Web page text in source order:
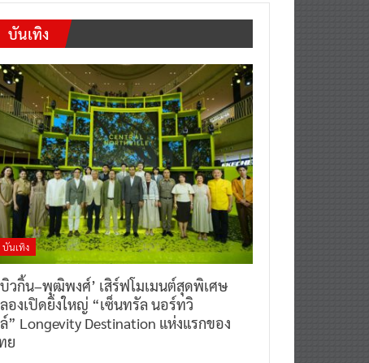
บันเทิง
บันเทิง
บิวกิ้น–พุฒิพงศ์’ เสิร์ฟโมเมนต์สุดพิเศษ
องเปิดยิ่งใหญ่ “เซ็นทรัล นอร์ทวิ
” Longevity Destination แห่งแรกของ
ย